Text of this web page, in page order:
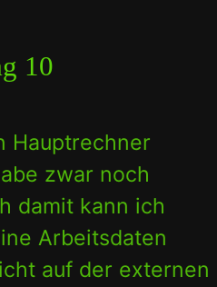
10
Hauptrechner
zwar noch
damit kann ich
Arbeitsdaten
auf der externen